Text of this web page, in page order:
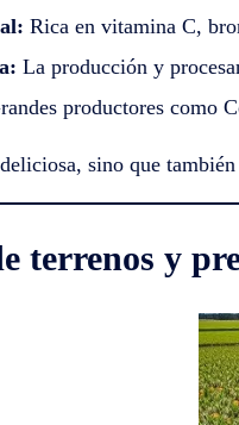
Rica en vitamina C,
La producción y
productores como
sino que
terrenos y